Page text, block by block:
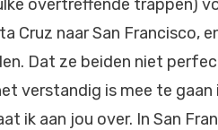
overtreffende trappen)
Cruz naar San Francisco,
Dat ze beiden niet
verstandig is mee te gaan
ik aan jou over. In San